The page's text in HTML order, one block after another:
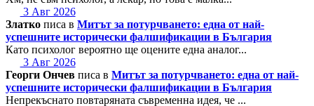
3 Авг 2026
Златко писа в Митът за потурчването: една от най-
успешните исторически фалшификации в България
Като психолог вероятно ще оцените една аналог...
3 Авг 2026
Георги Ончев писа в Митът за потурчването: една от най-
успешните исторически фалшификации в България
Непрекъснато повтаряната съвременна идея, че ...